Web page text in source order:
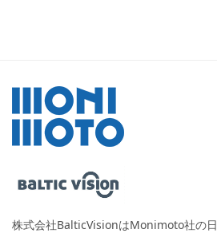
株式会社BalticVisionはMonimoto社の日